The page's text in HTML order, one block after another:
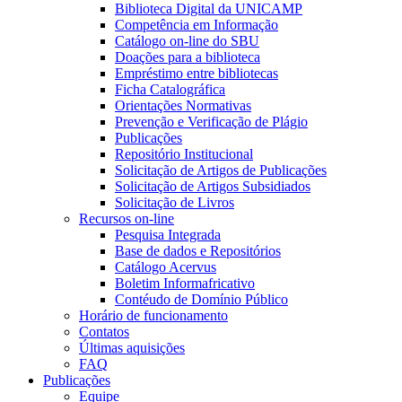
Biblioteca Digital da UNICAMP
Competência em Informação
Catálogo on-line do SBU
Doações para a biblioteca
Empréstimo entre bibliotecas
Ficha Catalográfica
Orientações Normativas
Prevenção e Verificação de Plágio
Publicações
Repositório Institucional
Solicitação de Artigos de Publicações
Solicitação de Artigos Subsidiados
Solicitação de Livros
Recursos on-line
Pesquisa Integrada
Base de dados e Repositórios
Catálogo Acervus
Boletim Informafricativo
Contéudo de Domínio Público
Horário de funcionamento
Contatos
Últimas aquisições
FAQ
Publicações
Equipe